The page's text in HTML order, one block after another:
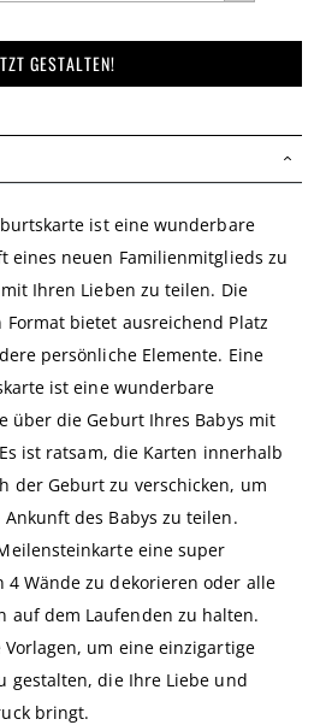
GESTALTEN!
ist eine wunderbare
eines neuen Familienmitglieds zu
Ihren Lieben zu teilen. Die
bietet ausreichend Platz
persönliche Elemente. Eine
ist eine wunderbare
über die Geburt Ihres Babys mit
ist ratsam, die Karten innerhalb
der Geburt zu verschicken, um
des Babys zu teilen.
eine super
4 Wände zu dekorieren oder alle
auf dem Laufenden zu halten.
um eine einzigartige
gestalten, die Ihre Liebe und
bringt.